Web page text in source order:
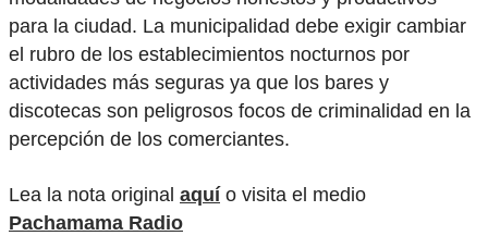
para la ciudad. La municipalidad debe exigir cambiar
el rubro de los establecimientos nocturnos por
actividades más seguras ya que los bares y
discotecas son peligrosos focos de criminalidad en la
percepción de los comerciantes.
Lea la nota original aquí o visita el medio
Pachamama Radio